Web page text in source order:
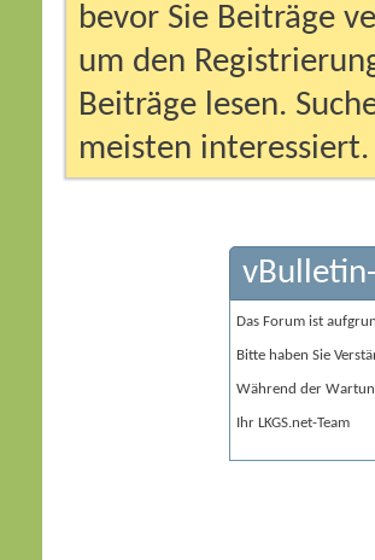
bevor Sie Beiträge
um den
Beiträge lesen.
meisten interessiert.
Das Forum ist
Bitte haben Sie
Während der
Ihr LKGS.net-Team